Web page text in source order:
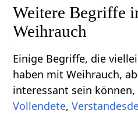
Weitere Begriffe
Einige Begriffe, die
haben mit Weihrauch‏‎, aber vielleicht doch
interessant sein
,